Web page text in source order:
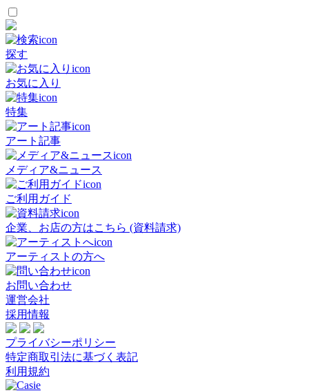
探す
お気に入り
特集
アート記事
メディア&ニュース
ご利用ガイド
企業、お店の方はこちら (資料請求)
アーティストの方へ
お問い合わせ
運営会社
採用情報
プライバシーポリシー
特定商取引法に基づく表記
利用規約